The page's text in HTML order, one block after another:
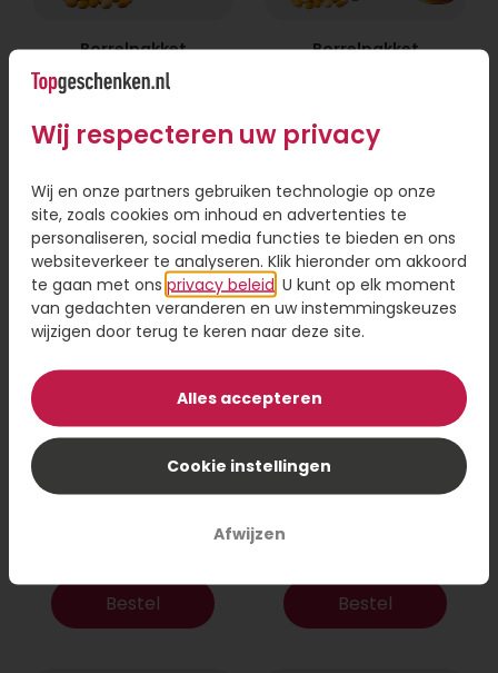
Borrelpakket
49,95
Borrelpakket
49,95
Bestel
Bierpakket Blind
bier proeven
Bestel
Giftbox chocolade
& wijn
Bestel
Wij respecteren uw privacy
Wij en onze partners gebruiken technologie op onze
site, zoals cookies om inhoud en advertenties te
personaliseren, social media functies te bieden en ons
websiteverkeer te analyseren. Klik hieronder om akkoord
te gaan met ons privacy beleid . U kunt op elk moment
van gedachten veranderen en uw instemmingskeuzes
wijzigen door terug te keren naar deze site.
Alles accepteren
Cookie instellingen
Afwijzen